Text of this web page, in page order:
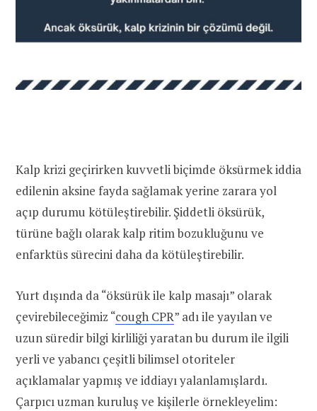
Kalp krizi geçirirken kuvvetli biçimde öksürmek iddia
edilenin aksine fayda sağlamak yerine zarara yol
açıp durumu kötüleştirebilir. Şiddetli öksürük,
türüne bağlı olarak kalp ritim bozukluğunu ve
enfarktüs sürecini daha da kötüleştirebilir.
Yurt dışında da “öksürük ile kalp masajı” olarak
çevirebileceğimiz “cough CPR” adı ile yayılan ve
uzun süredir bilgi kirliliği yaratan bu durum ile ilgili
yerli ve yabancı çeşitli bilimsel otoriteler
açıklamalar yapmış ve iddiayı yalanlamışlardı.
Çarpıcı uzman kuruluş ve kişilerle örnekleyelim: